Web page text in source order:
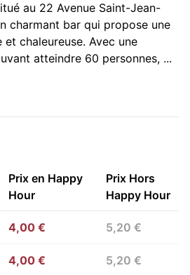
au 22 Avenue Saint-Jean-
charmant bar qui propose une
chaleureuse. Avec une
atteindre 60 personnes, ...
Prix en Happy
Hour
Prix Hors
Happy Hour
4,00 € 5,20 €
4,00 € 5,20 €